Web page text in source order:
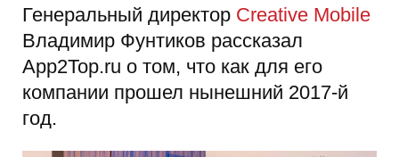
Генеральный директор Creative Mobile
Владимир Фунтиков рассказал
App2Top.ru о том, что как для его
компании прошел нынешний 2017-й
год.